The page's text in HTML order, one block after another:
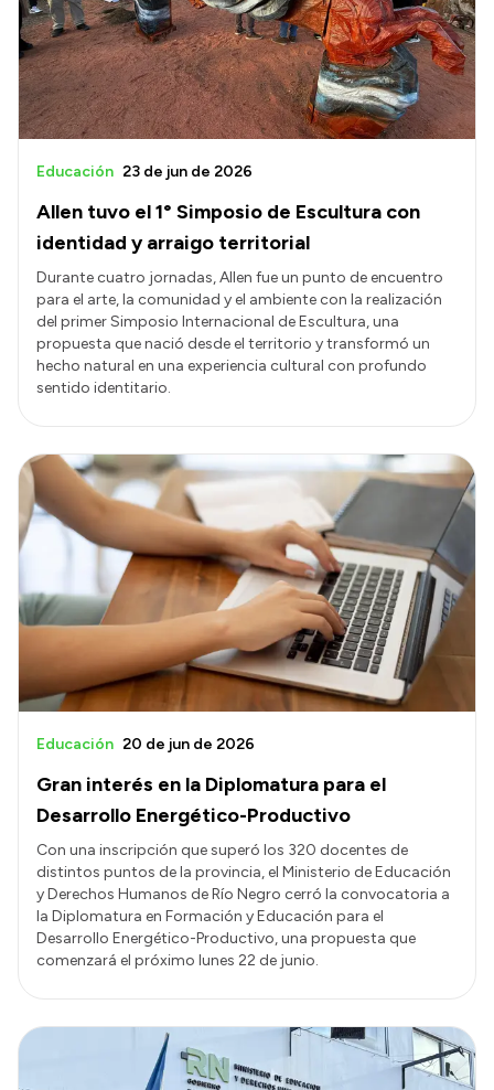
Allen tuvo el 1° Simposio de Escultura con
identidad y arraigo territorial
Educación 23 de jun de 2026
Durante cuatro jornadas, Allen fue un punto de encuentro
para el arte, la comunidad y el ambiente con la realización
del primer Simposio Internacional de Escultura, una
propuesta que nació desde el territorio y transformó un
hecho natural en una experiencia cultural con profundo
sentido identitario.
Gran interés en la Diplomatura para el
Desarrollo Energético-Productivo
Educación 20 de jun de 2026
Con una inscripción que superó los 320 docentes de
distintos puntos de la provincia, el Ministerio de Educación
y Derechos Humanos de Río Negro cerró la convocatoria a
la Diplomatura en Formación y Educación para el
Desarrollo Energético-Productivo, una propuesta que
comenzará el próximo lunes 22 de junio.